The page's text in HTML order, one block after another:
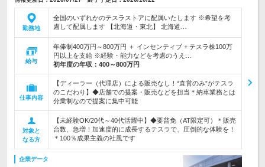
勤務地
全国のいずれかのテスラストアに配属いたします ※希望を考
慮して配属します 【北海道・東北】 北海道…
給与
年俸制400万円～800万円 ＋ インセンティブ + テスラ株100万
円以上を支給 ※経験・能力などを考慮のうえ…
初年度の年収： 400～800万円
仕事内容
【ディーラー（代理店）による販売なし！“直営のみ”がテスラ
のこだわり】◆店舗での提案・販売などを担当＊納車業務とは
分業制なので提案に集中可能
対象と
なる方
【未経験OK/20代～40代活躍中】◆要普免（AT限定可）＊販売
台数、急増！加速度的に成長するテスラで、圧倒的な体験を！
＊100％成果主義の社風です
企業データ